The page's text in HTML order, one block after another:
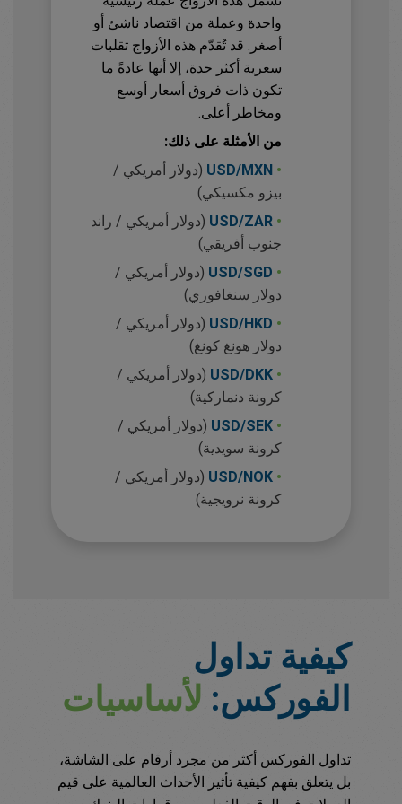
واحدة وعملة من اقتصاد ناشئ أو
أصغر. قد تُقدّم هذه الأزواج تقلبات
سعرية أكثر حدة، إلا أنها عادةً ما
تكون ذات فروق أسعار أوسع
ومخاطر أعلى.
من الأمثلة على ذلك:
•
USD/MXN (دولار أمريكي /
بيزو مكسيكي)
•
USD/ZAR (دولار أمريكي / راند
جنوب أفريقي)
•
USD/SGD (دولار أمريكي /
دولار سنغافوري)
•
USD/HKD (دولار أمريكي /
دولار هونغ كونغ)
•
USD/DKK (دولار أمريكي /
كرونة دنماركية)
•
USD/SEK (دولار أمريكي /
كرونة سويدية)
•
USD/NOK (دولار أمريكي /
كرونة نرويجية)
كيفية تداول
الفوركس: لأساسيات
تداول الفوركس أكثر من مجرد أرقام على الشاشة،
بل يتعلق بفهم كيفية تأثير الأحداث العالمية على قيم